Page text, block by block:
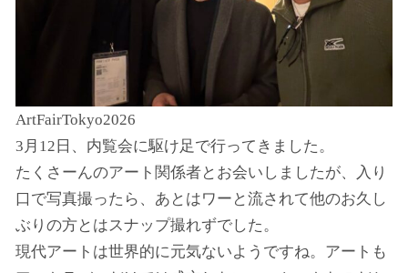
ArtFairTokyo2026
3月12日、内覧会に駆け足で行ってきました。
たくさーんのアート関係者とお会いしましたが、入り
口で写真撮ったら、あとはワーと流されて他のお久し
ぶりの方とはスナップ撮れずでした。
現代アートは世界的に元気ないようですね。アートも